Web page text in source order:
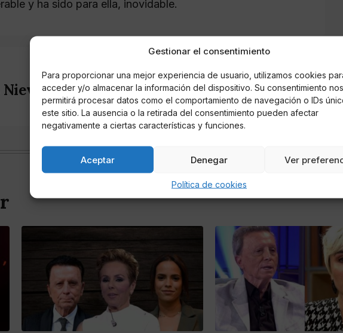
Gestionar el consentimiento
Para proporcionar una mejor experiencia de usuario, utilizamos cookies
acceder y/o almacenar la información del dispositivo. Su consentimiento nos
permitirá procesar datos como el comportamiento de navegación o IDs
este sitio. La ausencia o la retirada del consentimiento pueden afectar
negativamente a ciertas características y funciones.
Aceptar Denegar Ver
Política de cookies
y ha sido para ella, inovidable.
Fernández Aguilera